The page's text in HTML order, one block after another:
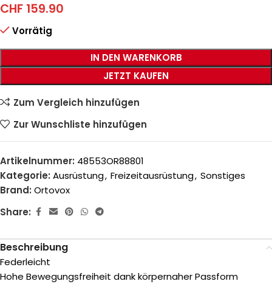
CHF 159.90
Vorrätig
IN DEN WARENKORB
JETZT KAUFEN
Zum Vergleich hinzufügen
Zur Wunschliste hinzufügen
Artikelnummer: 48553OR88801
Kategorie: Ausrüstung, Freizeitausrüstung, Sonstiges
Brand: Ortovox
Share:
Beschreibung
Federleicht
Hohe Bewegungsfreiheit dank körpernaher Passform